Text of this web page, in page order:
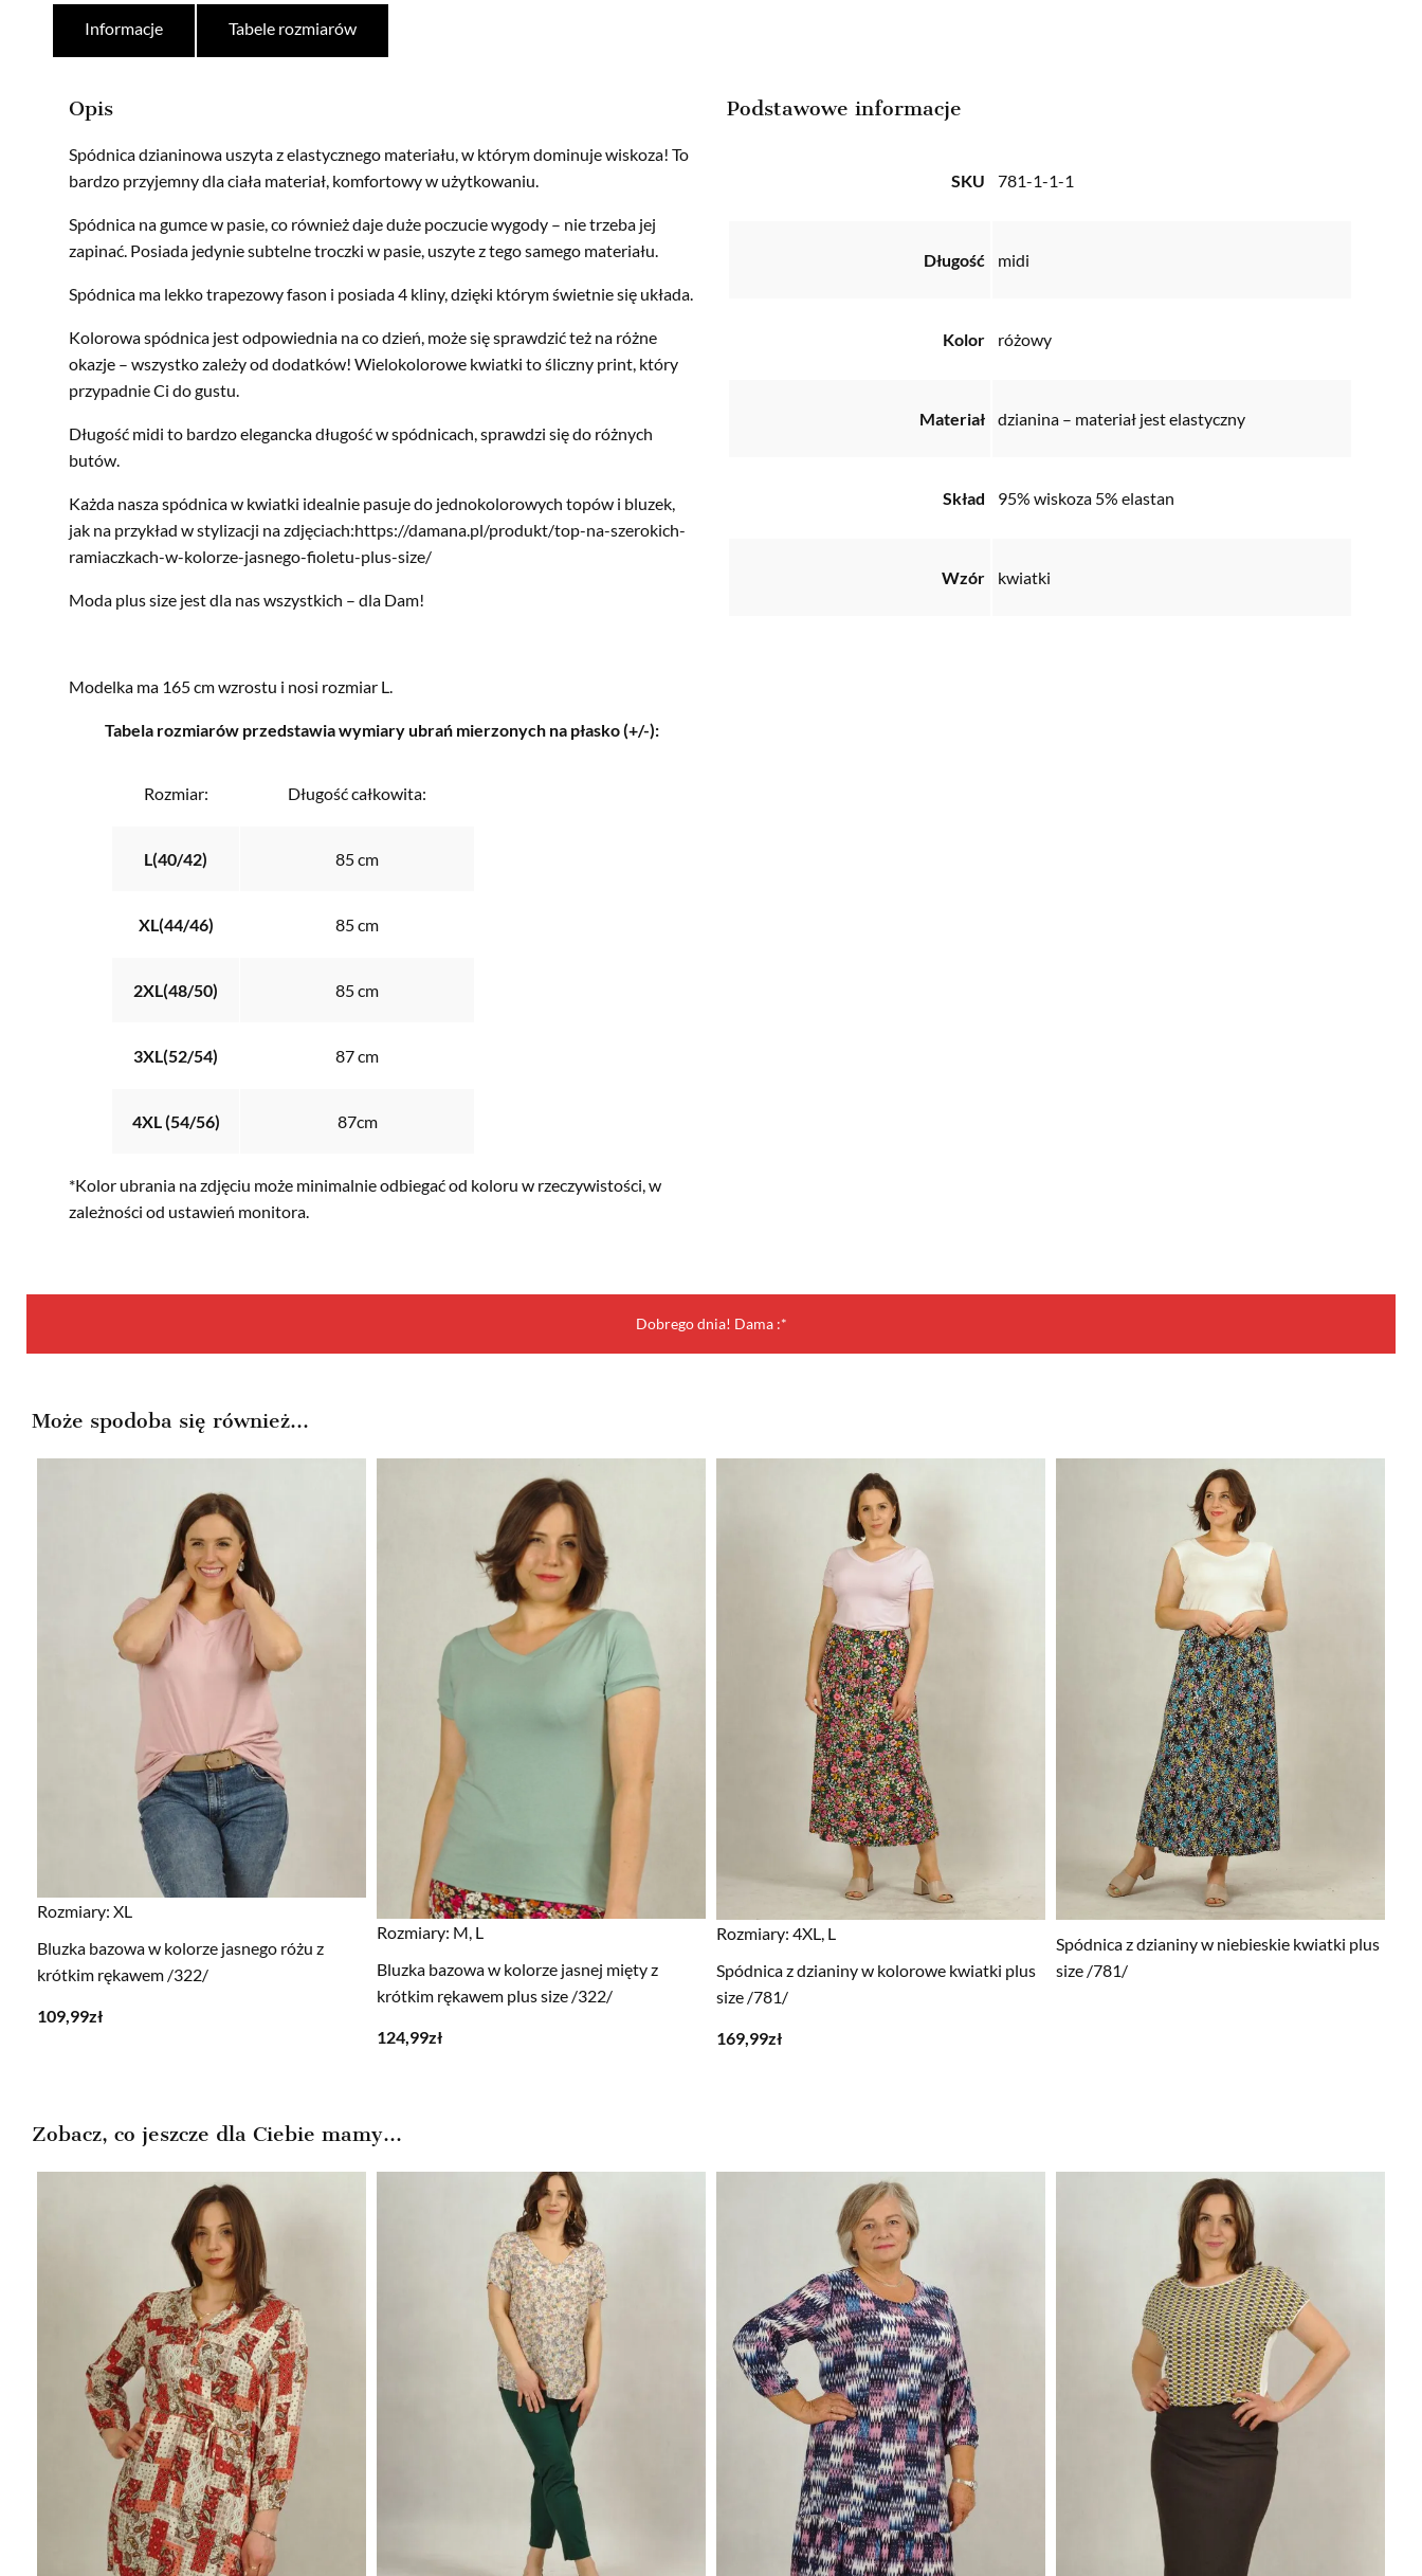
Informacje Tabele rozmiarów
Opis
Spódnica dzianinowa uszyta z elastycznego materiału, w którym dominuje wiskoza! To
bardzo przyjemny dla ciała materiał, komfortowy w użytkowaniu.
Spódnica na gumce w pasie, co również daje duże poczucie wygody – nie trzeba jej
zapinać. Posiada jedynie subtelne troczki w pasie, uszyte z tego samego materiału.
Spódnica ma lekko trapezowy fason i posiada 4 kliny, dzięki którym świetnie się układa.
Kolorowa spódnica jest odpowiednia na co dzień, może się sprawdzić też na różne
okazje – wszystko zależy od dodatków! Wielokolorowe kwiatki to śliczny print, który
przypadnie Ci do gustu.
Długość midi to bardzo elegancka długość w spódnicach, sprawdzi się do różnych
butów.
Każda nasza spódnica w kwiatki idealnie pasuje do jednokolorowych topów i bluzek,
jak na przykład w stylizacji na zdjęciach:https://damana.pl/produkt/top-na-szerokich-
ramiaczkach-w-kolorze-jasnego-fioletu-plus-size/
Moda plus size jest dla nas wszystkich – dla Dam!
Modelka ma 165 cm wzrostu i nosi rozmiar L.
Tabela rozmiarów przedstawia wymiary ubrań mierzonych na płasko (+/-):
Rozmiar: Długość całkowita:
L(40/42) 85 cm
XL(44/46) 85 cm
2XL(48/50) 85 cm
3XL(52/54) 87 cm
4XL (54/56) 87cm
*Kolor ubrania na zdjęciu może minimalnie odbiegać od koloru w rzeczywistości, w
zależności od ustawień monitora.
Podstawowe informacje
SKU 781-1-1-1
Długość midi
Kolor różowy
Materiał dzianina – materiał jest elastyczny
Skład 95% wiskoza 5% elastan
Wzór kwiatki
Dobrego dnia! Dama :*
Może spodoba się również…
Rozmiary: XL
Bluzka bazowa w kolorze jasnego różu z
krótkim rękawem /322/
109,99zł
Rozmiary: M, L
Bluzka bazowa w kolorze jasnej mięty z
krótkim rękawem plus size /322/
124,99zł
Rozmiary: 4XL, L
Spódnica z dzianiny w kolorowe kwiatki plus
size /781/
169,99zł
Spódnica z dzianiny w niebieskie kwiatki plus
size /781/
Zobacz, co jeszcze dla Ciebie mamy...